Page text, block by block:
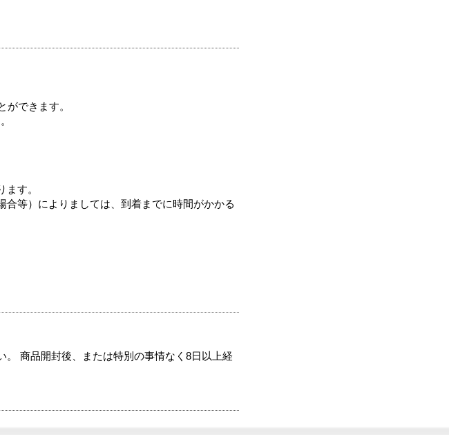
できます。
す。
等）によりましては、到着までに時間がかかる
商品開封後、または特別の事情なく8日以上経